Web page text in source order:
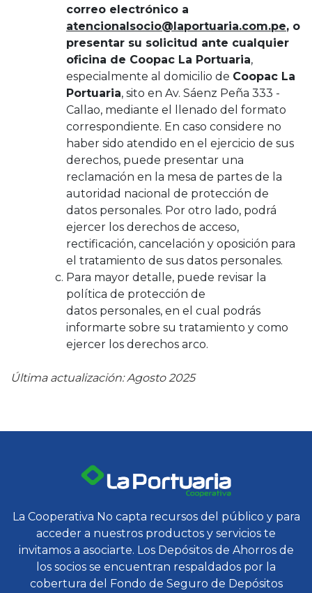
correo electrónico a
atencionalsocio@laportuaria.com.pe, o
presentar su solicitud ante cualquier
oficina de Coopac La Portuaria,
especialmente al domicilio de Coopac La
Portuaria, sito en Av. Sáenz Peña 333 -
Callao, mediante el llenado del formato
correspondiente. En caso considere no
haber sido atendido en el ejercicio de sus
derechos, puede presentar una
reclamación en la mesa de partes de la
autoridad nacional de protección de
datos personales. Por otro lado, podrá
ejercer los derechos de acceso,
rectificación, cancelación y oposición para
el tratamiento de sus datos personales.
Para mayor detalle, puede revisar la
política de protección de
datos personales, en el cual podrás
informarte sobre su tratamiento y como
ejercer los derechos arco.
Última actualización: Agosto 2025
La Cooperativa No capta recursos del público y para
acceder a nuestros productos y servicios te
invitamos a asociarte. Los Depósitos de Ahorros de
los socios se encuentran respaldados por la
cobertura del Fondo de Seguro de Depósitos